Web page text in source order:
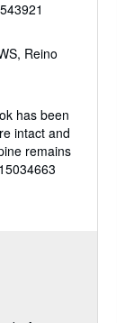
Reino
has been
intact and
remains